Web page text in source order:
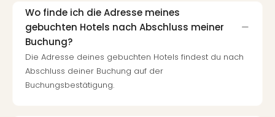
Wo finde ich die Adresse meines
gebuchten Hotels nach Abschluss meiner
Buchung?
Die Adresse deines gebuchten Hotels findest du nach
Abschluss deiner Buchung auf der
Buchungsbestätigung.